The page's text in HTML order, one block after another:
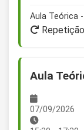
Aula Teórica -
Aula
07/09/2026